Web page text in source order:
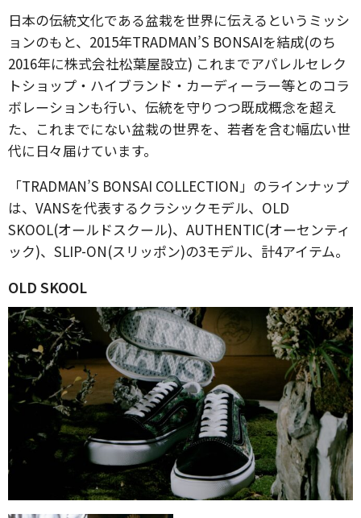
日本の伝統文化である盆栽を世界に伝えるというミッシ
ョンのもと、2015年TRADMAN’S BONSAIを結成(のち
2016年に株式会社松葉屋設立) これまでアパレルセレク
トショップ・ハイブランド・カーディーラー等とのコラ
ボレーションも行い、伝統を守りつつ既成概念を超え
た、これまでにない盆栽の世界を、若者を含む幅広い世
代に日々届けています。
「TRADMAN’S BONSAI COLLECTION」のラインナップ
は、VANSを代表するクラシックモデル、OLD
SKOOL(オールドスクール)、AUTHENTIC(オーセンティ
ック)、SLIP-ON(スリッポン)の3モデル、計4アイテム。
OLD SKOOL